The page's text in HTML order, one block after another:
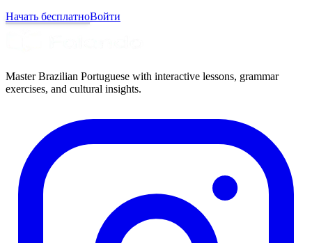
Начать бесплатноВойти
Master Brazilian Portuguese with interactive lessons, grammar
exercises, and cultural insights.